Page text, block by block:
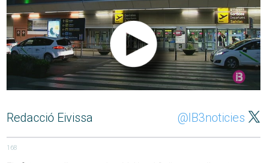
Redacció Eivissa @IB3noticies
168